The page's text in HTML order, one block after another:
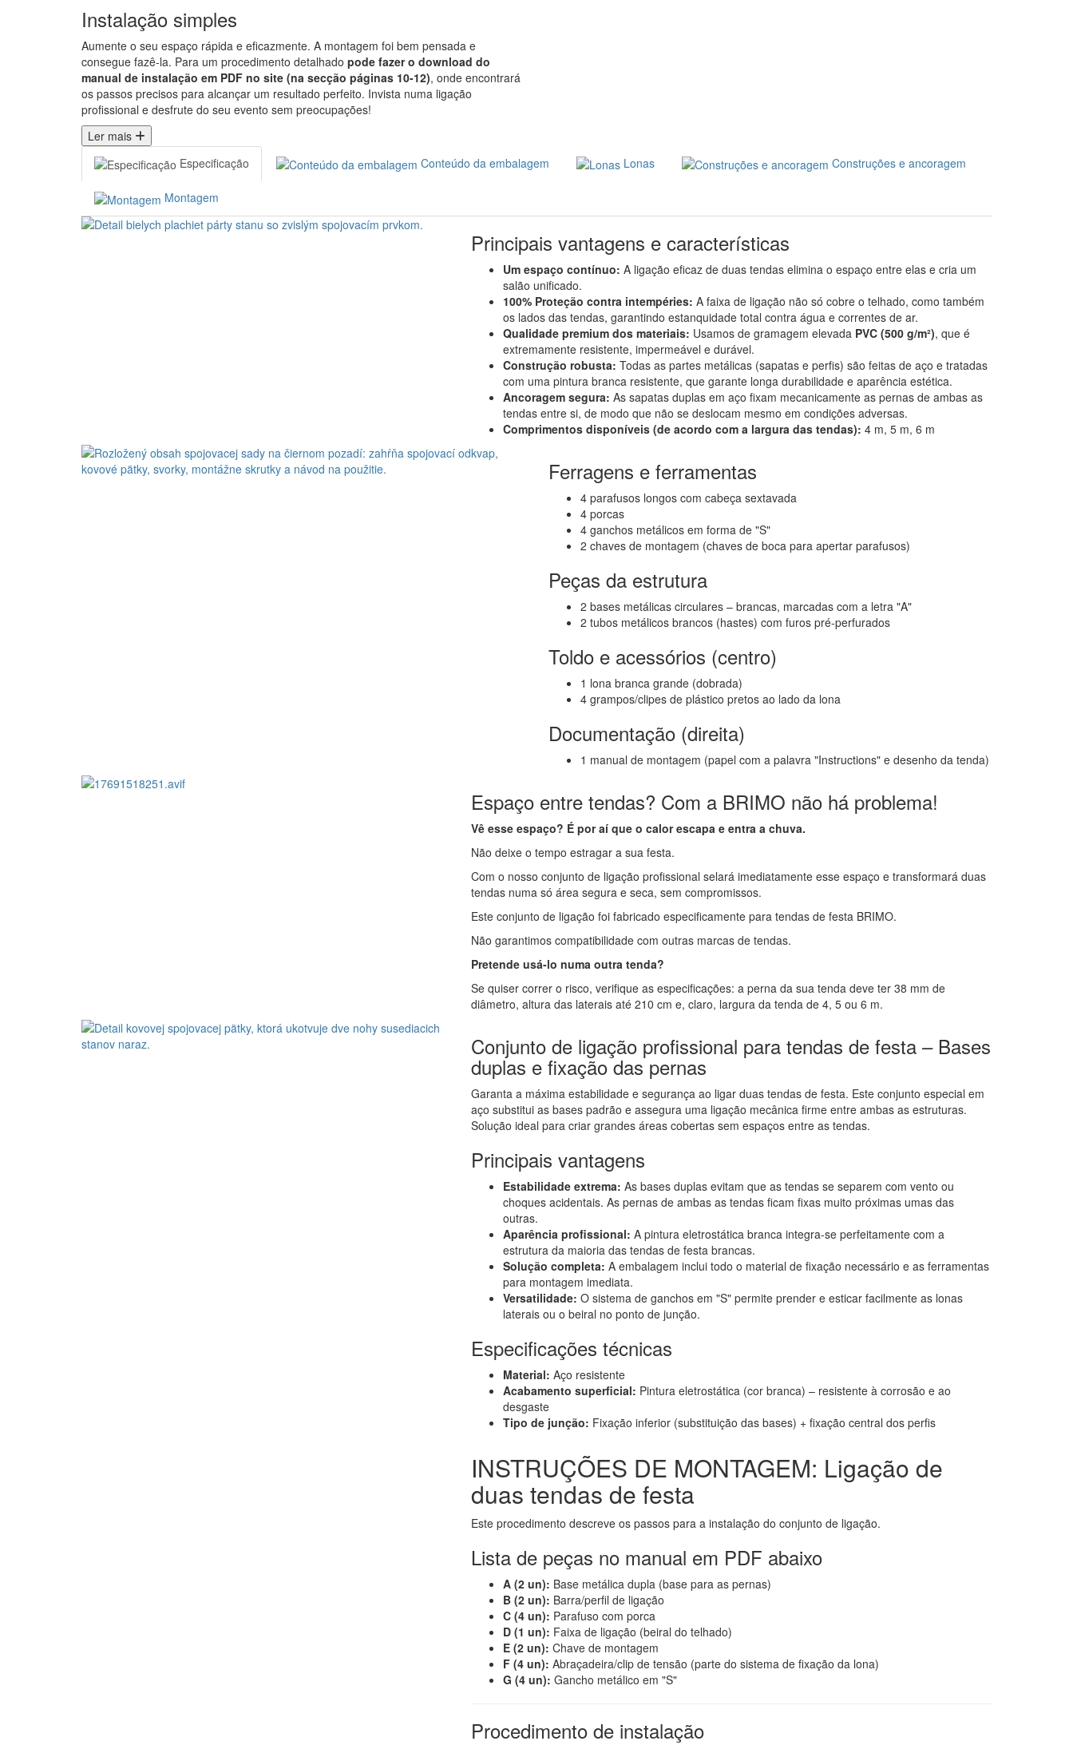
Instalação simples
Aumente o seu espaço rápida e eficazmente. A montagem foi bem pensada e
consegue fazê-la. Para um procedimento detalhado pode fazer o download do
manual de instalação em PDF no site (na secção páginas 10-12), onde encontrará
os passos precisos para alcançar um resultado perfeito. Invista numa ligação
profissional e desfrute do seu evento sem preocupações!
Ler mais
Especificação
Conteúdo da embalagem Lonas Construções e ancoragem
Montagem
Principais vantagens e características
Um espaço contínuo: A ligação eficaz de duas tendas elimina o espaço entre elas e cria um
salão unificado.
100% Proteção contra intempéries: A faixa de ligação não só cobre o telhado, como também
os lados das tendas, garantindo estanquidade total contra água e correntes de ar.
Qualidade premium dos materiais: Usamos de gramagem elevada PVC (500 g/m²), que é
extremamente resistente, impermeável e durável.
Construção robusta: Todas as partes metálicas (sapatas e perfis) são feitas de aço e tratadas
com uma pintura branca resistente, que garante longa durabilidade e aparência estética.
Ancoragem segura: As sapatas duplas em aço fixam mecanicamente as pernas de ambas as
tendas entre si, de modo que não se deslocam mesmo em condições adversas.
Comprimentos disponíveis (de acordo com a largura das tendas): 4 m, 5 m, 6 m
Ferragens e ferramentas
4 parafusos longos com cabeça sextavada
4 porcas
4 ganchos metálicos em forma de "S"
2 chaves de montagem (chaves de boca para apertar parafusos)
Peças da estrutura
2 bases metálicas circulares – brancas, marcadas com a letra "A"
2 tubos metálicos brancos (hastes) com furos pré-perfurados
Toldo e acessórios (centro)
1 lona branca grande (dobrada)
4 grampos/clipes de plástico pretos ao lado da lona
Documentação (direita)
1 manual de montagem (papel com a palavra "Instructions" e desenho da tenda)
Espaço entre tendas? Com a BRIMO não há problema!
Vê esse espaço? É por aí que o calor escapa e entra a chuva.
Não deixe o tempo estragar a sua festa.
Com o nosso conjunto de ligação profissional selará imediatamente esse espaço e transformará duas
tendas numa só área segura e seca, sem compromissos.
Este conjunto de ligação foi fabricado especificamente para tendas de festa BRIMO.
Não garantimos compatibilidade com outras marcas de tendas.
Pretende usá‑lo numa outra tenda?
Se quiser correr o risco, verifique as especificações: a perna da sua tenda deve ter 38 mm de
diâmetro, altura das laterais até 210 cm e, claro, largura da tenda de 4, 5 ou 6 m.
Conjunto de ligação profissional para tendas de festa – Bases
duplas e fixação das pernas
Garanta a máxima estabilidade e segurança ao ligar duas tendas de festa. Este conjunto especial em
aço substitui as bases padrão e assegura uma ligação mecânica firme entre ambas as estruturas.
Solução ideal para criar grandes áreas cobertas sem espaços entre as tendas.
Principais vantagens
Estabilidade extrema: As bases duplas evitam que as tendas se separem com vento ou
choques acidentais. As pernas de ambas as tendas ficam fixas muito próximas umas das
outras.
Aparência profissional: A pintura eletrostática branca integra-se perfeitamente com a
estrutura da maioria das tendas de festa brancas.
Solução completa: A embalagem inclui todo o material de fixação necessário e as ferramentas
para montagem imediata.
Versatilidade: O sistema de ganchos em "S" permite prender e esticar facilmente as lonas
laterais ou o beiral no ponto de junção.
Especificações técnicas
Material: Aço resistente
Acabamento superficial: Pintura eletrostática (cor branca) – resistente à corrosão e ao
desgaste
Tipo de junção: Fixação inferior (substituição das bases) + fixação central dos perfis
INSTRUÇÕES DE MONTAGEM: Ligação de
duas tendas de festa
Este procedimento descreve os passos para a instalação do conjunto de ligação.
Lista de peças no manual em PDF abaixo
A (2 un): Base metálica dupla (base para as pernas)
B (2 un): Barra/perfil de ligação
C (4 un): Parafuso com porca
D (1 un): Faixa de ligação (beiral do telhado)
E (2 un): Chave de montagem
F (4 un): Abraçadeira/clip de tensão (parte do sistema de fixação da lona)
G (4 un): Gancho metálico em "S"
Procedimento de instalação